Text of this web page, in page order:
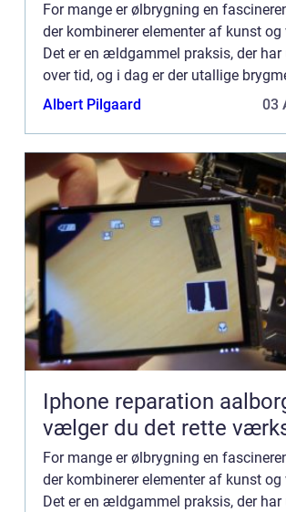
For mange er ølbrygning en
der kombinerer elementer af kunst og
Det er en ældgammel praksis, der
over tid, og i dag er der utallige
entusiaster over hele verden, der
Albert Pilgaard 03
Iphone reparation aalborg
vælger du det rette
For mange er ølbrygning en
der kombinerer elementer af kunst og
Det er en ældgammel praksis, der